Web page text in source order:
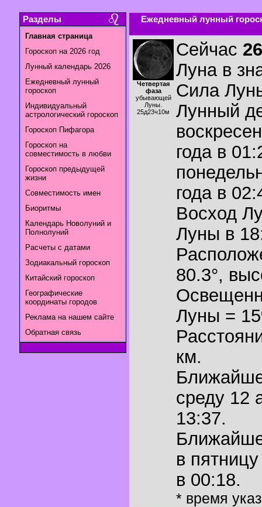
Разделы
Главная страница
Гороскоп на 2026 год
Лунный календарь 2026
Ежедневный лунный
гороскоп
Индивидуальный
астрологический гороскоп
Гороскоп Пифагора
Гороскоп на
совместимость в любви
Гороскоп предыдущей
жизни
Совместимость имен
Биоритмы
Календарь Новолуний и
Полнолуний
Расчеты с датами
Зодиакальный гороскоп
Китайский гороскоп
Географические
координаты городов
Реклама на нашем сайте
Обратная связь
Ежедневный лунный
Четвертая
фаза
убывающей
Луны.
25д23ч10м
Сейчас
Луна в
Сила
Лунный
года в
года в
Восход
Луны в
80.3°,
Луны =
км.
среду 12
13:37.
в
в 00:18.
* время